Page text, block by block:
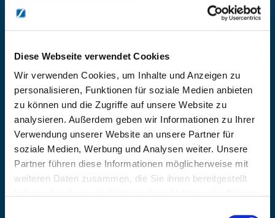
Diese Webseite verwendet Cookies
Wir verwenden Cookies, um Inhalte und Anzeigen zu
personalisieren, Funktionen für soziale Medien anbieten
zu können und die Zugriffe auf unsere Website zu
analysieren. Außerdem geben wir Informationen zu Ihrer
Verwendung unserer Website an unsere Partner für
soziale Medien, Werbung und Analysen weiter. Unsere
Partner führen diese Informationen möglicherweise mit
weiteren Daten zusammen, die Sie ihnen bereitgestellt
KONTAKTIEREN SIE UNS
ADRESSE
+49 (0) 9181/2593-0
EMAIL
info@kanzlsperger.de
BERATUNG & BESTELLUNG
Montag – Donnerstag: 08:00 – 17:00
Freitag: 08:00 - 16:00
UNTERNEHMEN